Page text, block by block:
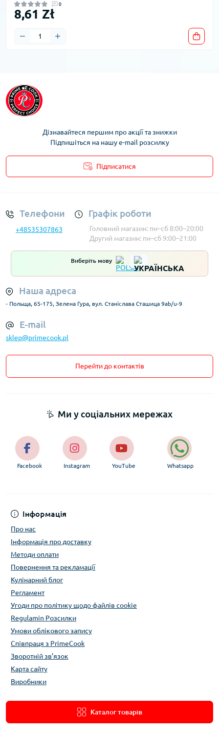
0
8,61 Zł
Дізнавайтеся першим про акції та знижки
Підпишіться на нашу e-mail розсилку
Підписатися
Телефони
+48535307863
Графік роботи
Головний магазин: пн–сб 8:00–20:00
Другий магазин: пн–сб 9:00–21:00
Виберіть мову
Наша адреса
- Польща, 65-175, Зелена Гура, вул. Станіслава Сташица 9ab/u-9
E-mail
sklep@primecook.pl
Перейти до контактів
Інформація
Про нас
Інформація про доставку
Методи оплати
Повернення та рекламації
Кулінарний блог
Регламент
Угоди про політику щодо файлів cookie
Regulamin Розсилки
Умови облікового запису
Співпраця з PrimeCook
Зворотній зв’язок
Карта сайту
Виробники
Каталог товарів
Ми у соціальних мережах
Facebook Instagram YouTube Whatsapp